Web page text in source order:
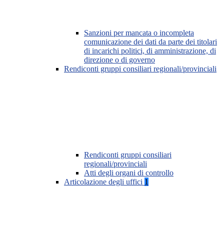
Sanzioni per mancata o incompleta
comunicazione dei dati da parte dei titolari
di incarichi politici, di amministrazione, di
direzione o di governo
Rendiconti gruppi consiliari regionali/provinciali
Rendiconti gruppi consiliari
regionali/provinciali
Atti degli organi di controllo
Articolazione degli uffici 1